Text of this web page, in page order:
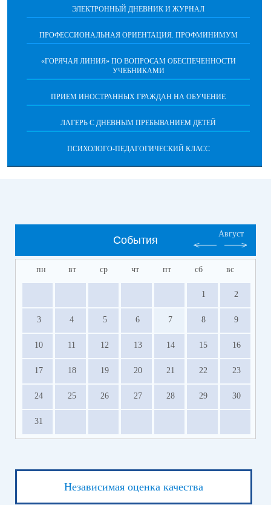
ЭЛЕКТРОННЫЙ ДНЕВНИК И ЖУРНАЛ
ПРОФЕССИОНАЛЬНАЯ ОРИЕНТАЦИЯ. ПРОФМИНИМУМ
«ГОРЯЧАЯ ЛИНИЯ» ПО ВОПРОСАМ ОБЕСПЕЧЕННОСТИ
УЧЕБНИКАМИ
ПРИЕМ ИНОСТРАННЫХ ГРАЖДАН НА ОБУЧЕНИЕ
ЛАГЕРЬ С ДНЕВНЫМ ПРЕБЫВАНИЕМ ДЕТЕЙ
ПСИХОЛОГО-ПЕДАГОГИЧЕСКИЙ КЛАСС
События
Август
пн вт ср чт пт сб вс
1 2
3 4 5 6 7 8 9
10 11 12 13 14 15 16
17 18 19 20 21 22 23
24 25 26 27 28 29 30
31
Независимая оценка качества